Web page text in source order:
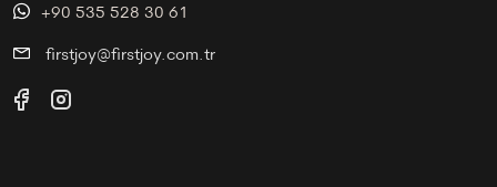
+90 535 528 30 61
firstjoy@firstjoy.com.tr